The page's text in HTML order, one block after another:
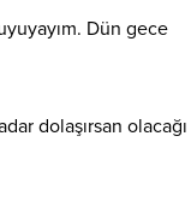
Dün gece
dolaşırsan olacağı